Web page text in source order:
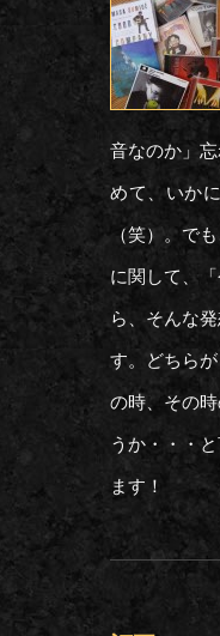
音なのか」
めて、いか
（笑）。で
に関して、
ら、そんな
す。どちら
の時、その
うか・・・
ます！